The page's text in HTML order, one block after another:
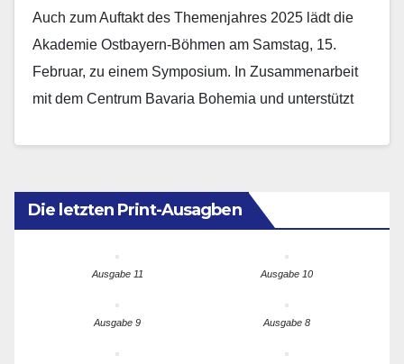
Auch zum Auftakt des Themenjahres 2025 lädt die
Akademie Ostbayern-Böhmen am Samstag, 15.
Februar, zu einem Symposium. In Zusammenarbeit
mit dem Centrum Bavaria Bohemia und unterstützt
Die letzten Print-Ausagben
Ausgabe 11 Ausgabe 10
Ausgabe 9 Ausgabe 8